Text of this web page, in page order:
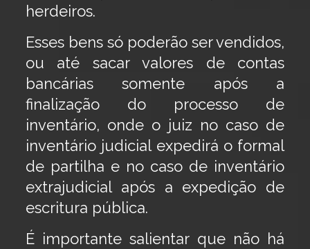
herdeiros.
Esses bens só poderão ser vendidos,
ou até sacar valores de contas
bancárias somente após a
finalização do processo de
inventário, onde o juiz no caso de
inventário judicial expedirá o formal
de partilha e no caso de inventário
extrajudicial após a expedição de
escritura pública.
É importante salientar que não há